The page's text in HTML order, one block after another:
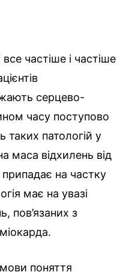
частіше і частіше
серцево-
часу поступово
таких патологій у
маса відхилень від
на частку
має на увазі
пов’язаних з
поняття